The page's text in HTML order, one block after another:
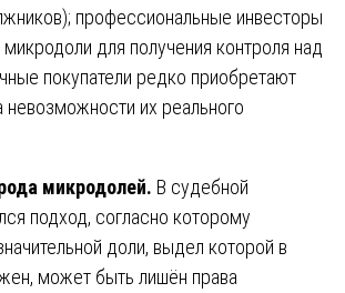
профессиональные инвесторы
для получения контроля над
покупатели редко приобретают
невозможности их реального
микродолей. В судебной
подход, согласно которому
доли, выдел которой в
может быть лишён права